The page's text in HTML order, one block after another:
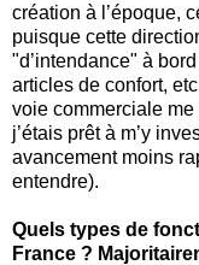
création à l’époque,
puisque cette
"d’intendance" à
articles de confort,
voie commerciale
j’étais prêt à m’y
avancement moins
entendre).
Quels types de
France ?